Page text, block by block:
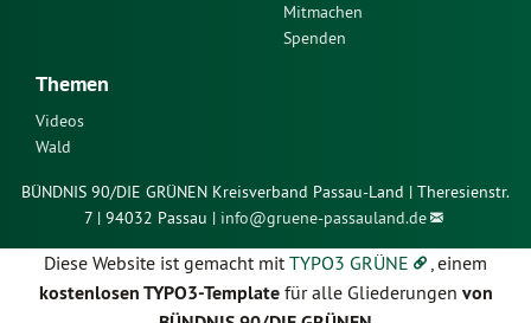
Mitmachen
Spenden
Themen
Videos
Wald
BÜNDNIS 90/DIE GRÜNEN Kreisverband Passau-Land | Theresienstr.
7 | 94032 Passau | info@gruene-passauland.de
Diese Website ist gemacht mitTYPO3 GRÜNE , einem
kostenlosen TYPO3-Templatefür alle Gliederungen von